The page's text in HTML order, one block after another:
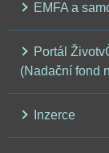
EMFA a
Portál
(Nadační fond
Inzerce